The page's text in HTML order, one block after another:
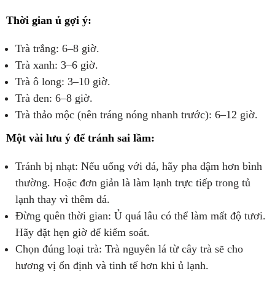
Thời gian ủ gợi ý:
Trà trắng: 6–8 giờ.
Trà xanh: 3–6 giờ.
Trà ô long: 3–10 giờ.
Trà đen: 6–8 giờ.
Trà thảo mộc (nên tráng nóng nhanh trước): 6–12 giờ.
Một vài lưu ý để tránh sai lầm:
Tránh bị nhạt: Nếu uống với đá, hãy pha đậm hơn bình
thường. Hoặc đơn giản là làm lạnh trực tiếp trong tủ
lạnh thay vì thêm đá.
Đừng quên thời gian: Ủ quá lâu có thể làm mất độ tươi.
Hãy đặt hẹn giờ để kiểm soát.
Chọn đúng loại trà: Trà nguyên lá từ cây trà sẽ cho
hương vị ổn định và tinh tế hơn khi ủ lạnh.